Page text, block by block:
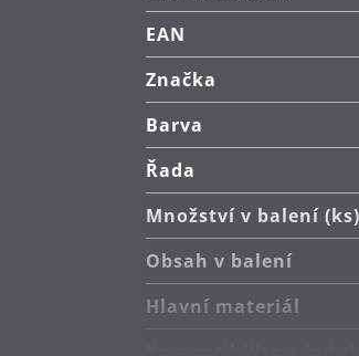
EAN
Značka
Barva
Řada
Množství v balení (ks)
Obsah v balení
Hlavní materiál